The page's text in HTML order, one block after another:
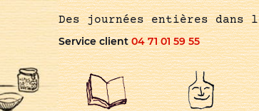
Des journées entières dans
Service client04 71 01 59 55